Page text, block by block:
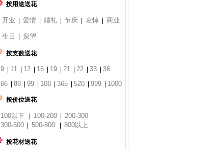
按用途送花
开业 爱情 婚礼 节庆 哀悼 商业
生日 探望
按支数送花
9 11 12 16 19 21 22 33 36
66 88 99 108 365 520 999 1000
按价位送花
100以下 100-200 200-300
300-500 500-800 800以上
按花材送花